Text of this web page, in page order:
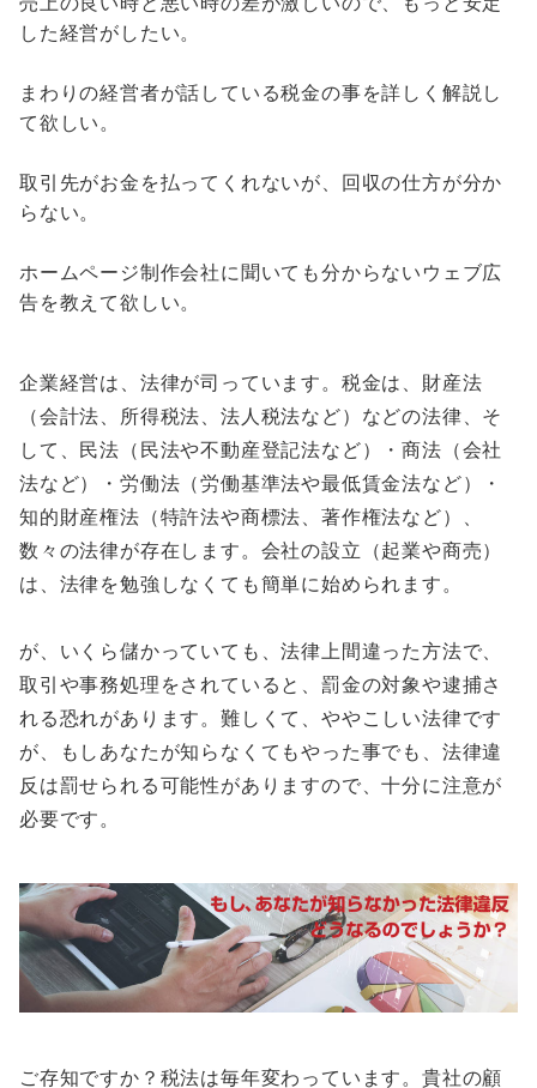
した経営がしたい。
まわりの経営者が話している税金の事を詳しく解説し
て欲しい。
取引先がお金を払ってくれないが、回収の仕方が分か
らない。
ホームページ制作会社に聞いても分からないウェブ広
告を教えて欲しい。
企業経営は、法律が司っています。税金は、財産法
（会計法、所得税法、法人税法など）などの法律、そ
して、民法（民法や不動産登記法など）・商法（会社
法など）・労働法（労働基準法や最低賃金法など）・
知的財産権法（特許法や商標法、著作権法など）、
数々の法律が存在します。会社の設立（起業や商売）
は、法律を勉強しなくても簡単に始められます。
が、いくら儲かっていても、法律上間違った方法で、
取引や事務処理をされていると、罰金の対象や逮捕さ
れる恐れがあります。難しくて、ややこしい法律です
が、もしあなたが知らなくてもやった事でも、法律違
反は罰せられる可能性がありますので、十分に注意が
必要です。
ご存知ですか？税法は毎年変わっています。貴社の顧